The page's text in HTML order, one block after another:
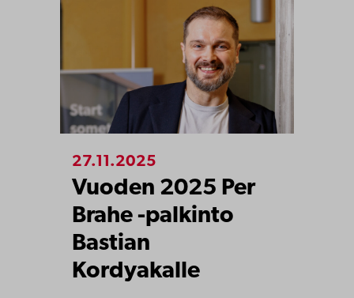
27.11.2025
Vuoden 2025 Per
Brahe -palkinto
Bastian
Kordyakalle